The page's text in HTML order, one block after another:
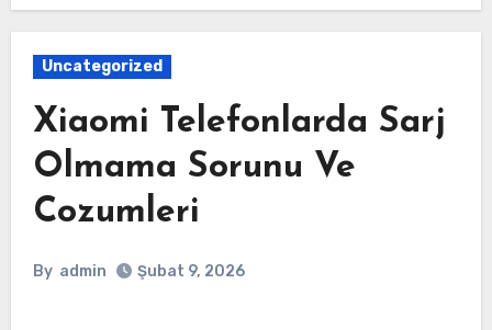
Uncategorized
Xiaomi Telefonlarda Sarj
Olmama Sorunu Ve
Cozumleri
By admin Şubat 9, 2026